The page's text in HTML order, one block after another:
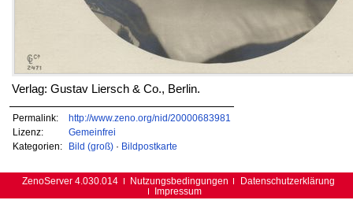
Verlag: Gustav Liersch & Co., Berlin.
Permalink:
http://www.zeno.org/nid/20000683981
Lizenz:
Gemeinfrei
Kategorien:
Bild (groß)· Bildpostkarte
ZenoServer 4.030.014 Nutzungsbedingungen
Datenschutzerklärung
Impressum